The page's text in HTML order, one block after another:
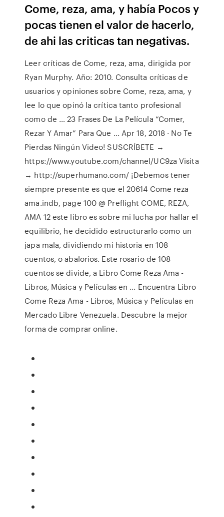
Come, reza, ama, y había Pocos y
pocas tienen el valor de hacerlo,
de ahi las criticas tan negativas.
Leer críticas de Come, reza, ama, dirigida por
Ryan Murphy. Año: 2010. Consulta críticas de
usuarios y opiniones sobre Come, reza, ama, y
lee lo que opinó la crítica tanto profesional
como de … 23 Frases De La Película “Comer,
Rezar Y Amar” Para Que ... Apr 18, 2018 · No Te
Pierdas Ningún Video! SUSCRÍBETE →
https://www.youtube.com/channel/UC9za Visita
→ http://superhumano.com/ ¡Debemos tener
siempre presente es que el 20614 Come reza
ama.indb, page 100 @ Preflight COME, REZA,
AMA 12 este libro es sobre mi lucha por hallar el
equilibrio, he decidido estructurarlo como un
japa mala, dividiendo mi historia en 108
cuentos, o abalorios. Este rosario de 108
cuentos se divide, a Libro Come Reza Ama -
Libros, Música y Películas en ... Encuentra Libro
Come Reza Ama - Libros, Música y Películas en
Mercado Libre Venezuela. Descubre la mejor
forma de comprar online.